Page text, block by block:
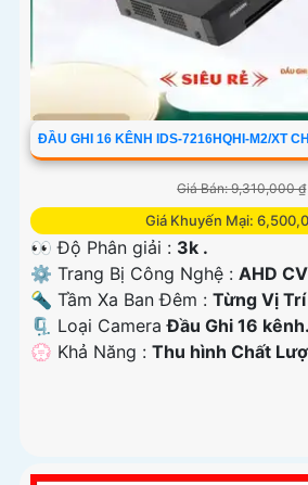
ĐẦU GHI 16 KÊNH IDS-7216HQHI-M2/XT
Giá Bán: 9,310,000 ₫
Giá Khuyến Mại:
👀 Độ Phân giải : 3k .
⚙ Trang Bị Công Nghệ : AHD
🔦 Tầm Xa Ban Đêm : Từng Vị
🗜️ Loại CameraĐầu Ghi 16 kênh.
️💮 Khả Năng : Thu hình Chất